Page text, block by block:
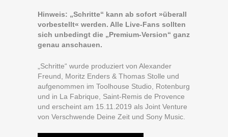
Hinweis: „Schritte“ kann ab sofort »überall
vorbestellt« werden. Alle Live-Fans sollten
sich unbedingt die „Premium-Version“ ganz
genau anschauen.
„Schritte“ wurde produziert von Alexander
Freund, Moritz Enders & Thomas Stolle und
aufgenommen im Toolhouse Studio, Rotenburg
und in La Fabrique, Saint-Remis de Provence
und erscheint am 15.11.2019 als Joint Venture
von Verschwende Deine Zeit und Sony Music.